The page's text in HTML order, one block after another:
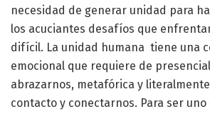
necesidad de generar unidad para
los acuciantes desafíos que
difícil. La unidad humana tiene una
emocional que requiere de
abrazarnos, metafórica y
contacto y conectarnos. Para ser uno